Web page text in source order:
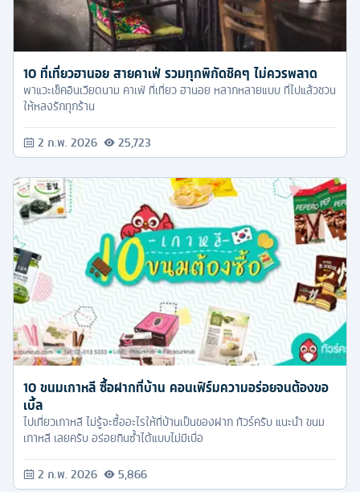
10 ที่เที่ยวฮานอย สายคาเฟ่ รวมทุกพิกัดชิคๆ ไม่ควรพลาด
พาแวะเช็คอินเวียดนาม คาเฟ่ ที่เที่ยว ฮานอย หลากหลายแบบ ที่ไปแล้วชวน
ให้หลงรักทุกร้าน
2 ก.พ. 2026 25,723
10 ขนมเกาหลี ซื้อฝากที่บ้าน คอนเฟิร์มความอร่อยจนต้องขอ
เบิ้ล
ไปเที่ยวเกาหลี ไม่รู้จะซื้ออะไรให้ที่บ้านเป็นของฝาก ทัวร์ครับ แนะนำ ขนม
เกาหลี เลยครับ อร่อยกินซ้ำได้แบบไม่มีเบื่อ
2 ก.พ. 2026 5,866